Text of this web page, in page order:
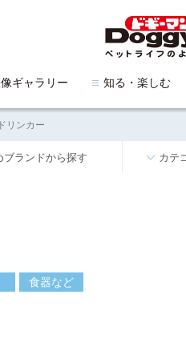
ギャラリー 知る・楽しむ
リンカー
ブランドから探す カテ
食器など